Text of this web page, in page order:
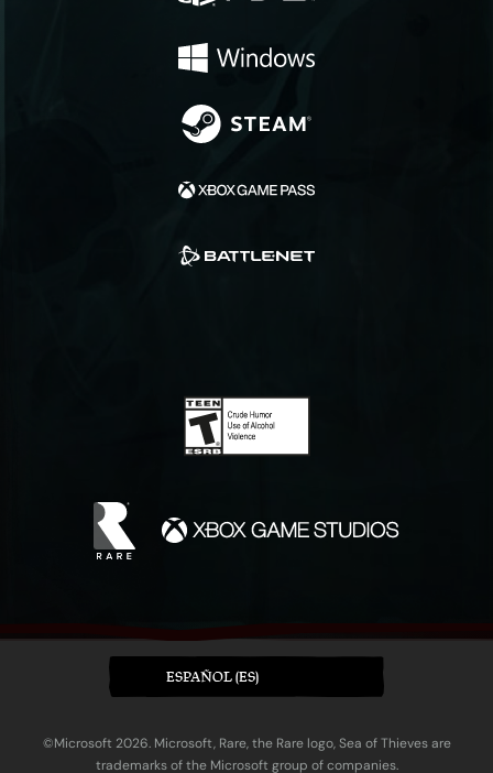
ESPAÑOL (ES)
©Microsoft 2026. Microsoft, Rare, the Rare logo, Sea of Thieves are
trademarks of the Microsoft group of companies.